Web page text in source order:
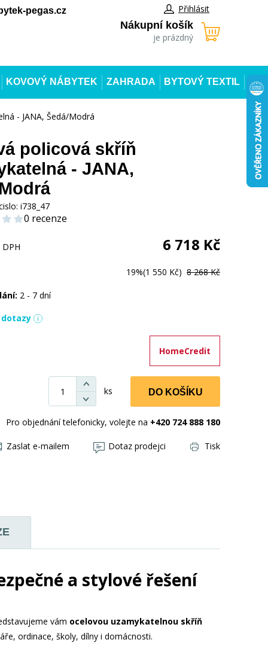
pegas.cz Přihlásit
Nákupní košík
je prázdný
KOVOVÝ NÁBYTEK ZAHRADA BYTOVÝ TEXTIL
- JANA, Šedá/Modrá
policová skříň
- JANA,
i738_47
0 recenze
6 718 Kč
19%(1 550 Kč) 8 268 Kč
2 - 7 dní
dotazy
HomeCredit
ks DO KOŠÍKU
Pro objednání telefonicky, volejte na +420 724 888 180
Zaslat e-mailem Dotaz prodejci Tisk
a stylové řešení
vám ocelovou uzamykatelnou skříň
ordinace, školy, dílny i domácnosti.